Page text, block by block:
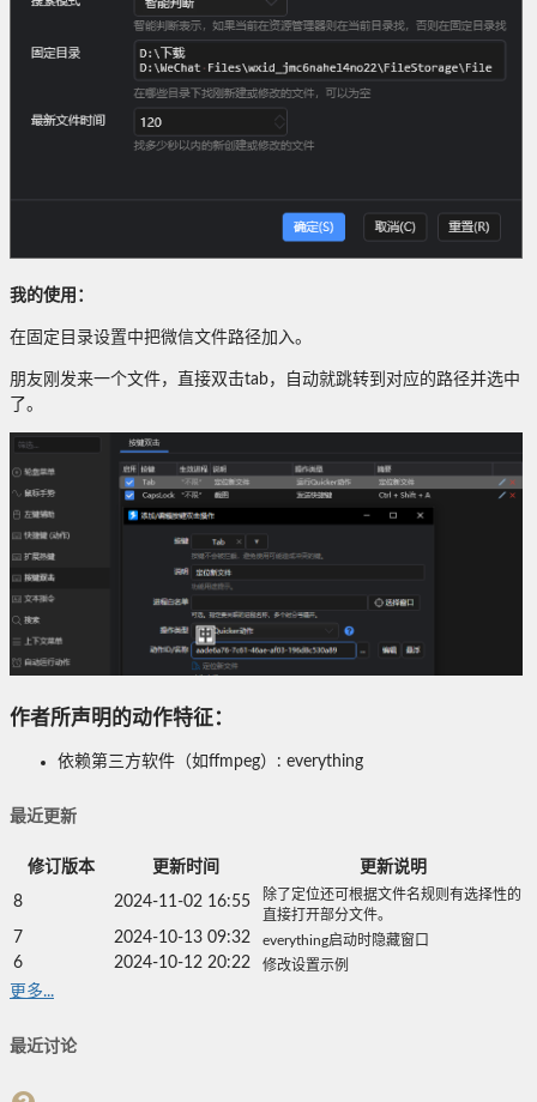
我的使用：
在固定目录设置中把微信文件路径加入。
朋友刚发来一个文件，直接双击tab，自动就跳转到对应的路径并选中
了。
作者所声明的动作特征：
依赖第三方软件（如ffmpeg）: everything
最近更新
修订版本 更新时间 更新说明
8 2024-11-02 16:55
除了定位还可根据文件名规则有选择性的
直接打开部分文件。
7 2024-10-13 09:32 everything启动时隐藏窗口
6 2024-10-12 20:22 修改设置示例
更多...
最近讨论